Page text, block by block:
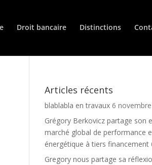
Droit bancaire Distinctions
Articles récents
blablabla en travaux 6
Grégory Berkovicz partage son
marché global de performance
énergétique à tiers financement
Gregory nous partage sa